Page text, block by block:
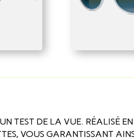
TEST DE LA VUE. RÉALISÉ
VOUS GARANTISSANT